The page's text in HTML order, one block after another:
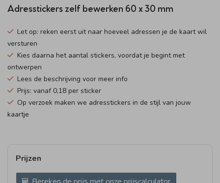
Adresstickers zelf bewerken 60 x 30 mm
Let op: reken eerst uit naar hoeveel adressen je de kaart wil
versturen
Kies daarna het aantal stickers, voordat je begint met
ontwerpen
Lees de beschrijving voor meer info
Prijs: vanaf 0,18 per sticker
Op verzoek maken we adresstickers in de stijl van jouw
kaartje
Prijzen